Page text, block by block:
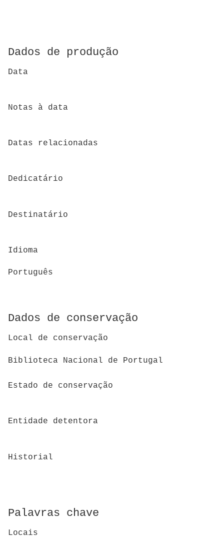
Dados de produção
Data
Notas à data
Datas relacionadas
Dedicatário
Destinatário
Idioma
Português
Dados de conservação
Local de conservação
Biblioteca Nacional de Portugal
Estado de conservação
Entidade detentora
Historial
Palavras chave
Locais